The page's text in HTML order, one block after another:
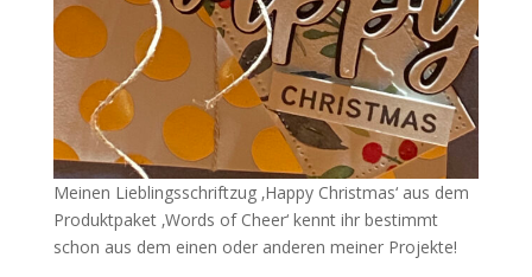
Meinen Lieblingsschriftzug ‚Happy Christmas‘ aus dem
Produktpaket ‚Words of Cheer‘ kennt ihr bestimmt
schon aus dem einen oder anderen meiner Projekte!